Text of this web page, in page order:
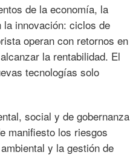
de la economía, la
innovación: ciclos de
operan con retornos en
la rentabilidad. El
tecnologías solo
social y de gobernanza
manifiesto los riesgos
y la gestión de